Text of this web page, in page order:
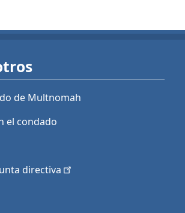
de Multnomah
el condado
directiva